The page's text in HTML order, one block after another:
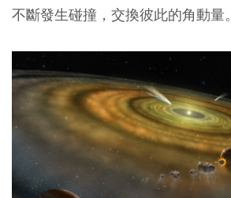
不斷發生碰撞，交換彼此的角動量。